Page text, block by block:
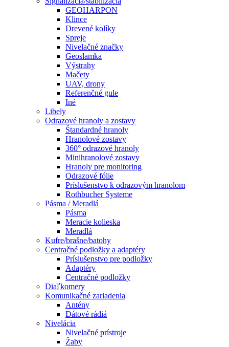
GEOHARPON
Klince
Drevené kolíky
Spreje
Nivelačné značky
Geoslamka
Výstrahy
Mačety
UAV, drony
Referenčné gule
Iné
Libely
Odrazové hranoly a zostavy
Štandardné hranoly
Hranolové zostavy
360° odrazové hranoly
Minihranolové zostavy
Hranoly pre monitoring
Odrazové fólie
Príslušenstvo k odrazovým hranolom
Rothbucher Systeme
Pásma / Meradlá
Pásma
Meracie kolieska
Meradlá
Kufre/brašne/batohy
Centračné podložky a adaptéry
Príslušenstvo pre podložky
Adaptéry
Centračné podložky
Diaľkomery
Komunikačné zariadenia
Antény
Dátové rádiá
Nivelácia
Nivelačné prístroje
Žaby